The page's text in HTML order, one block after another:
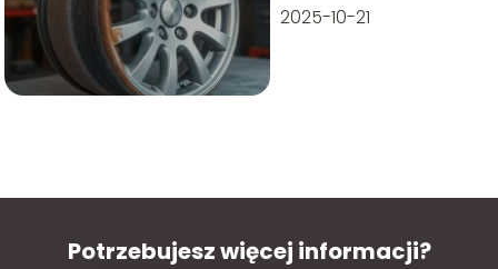
2025-10-21
Potrzebujesz więcej informacji?